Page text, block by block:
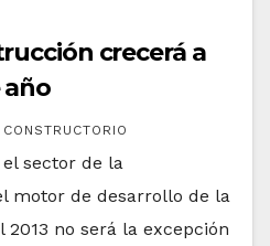
crecerá a
CONSTRUCTORIO
sector de la
motor de desarrollo de la
no será la excepción